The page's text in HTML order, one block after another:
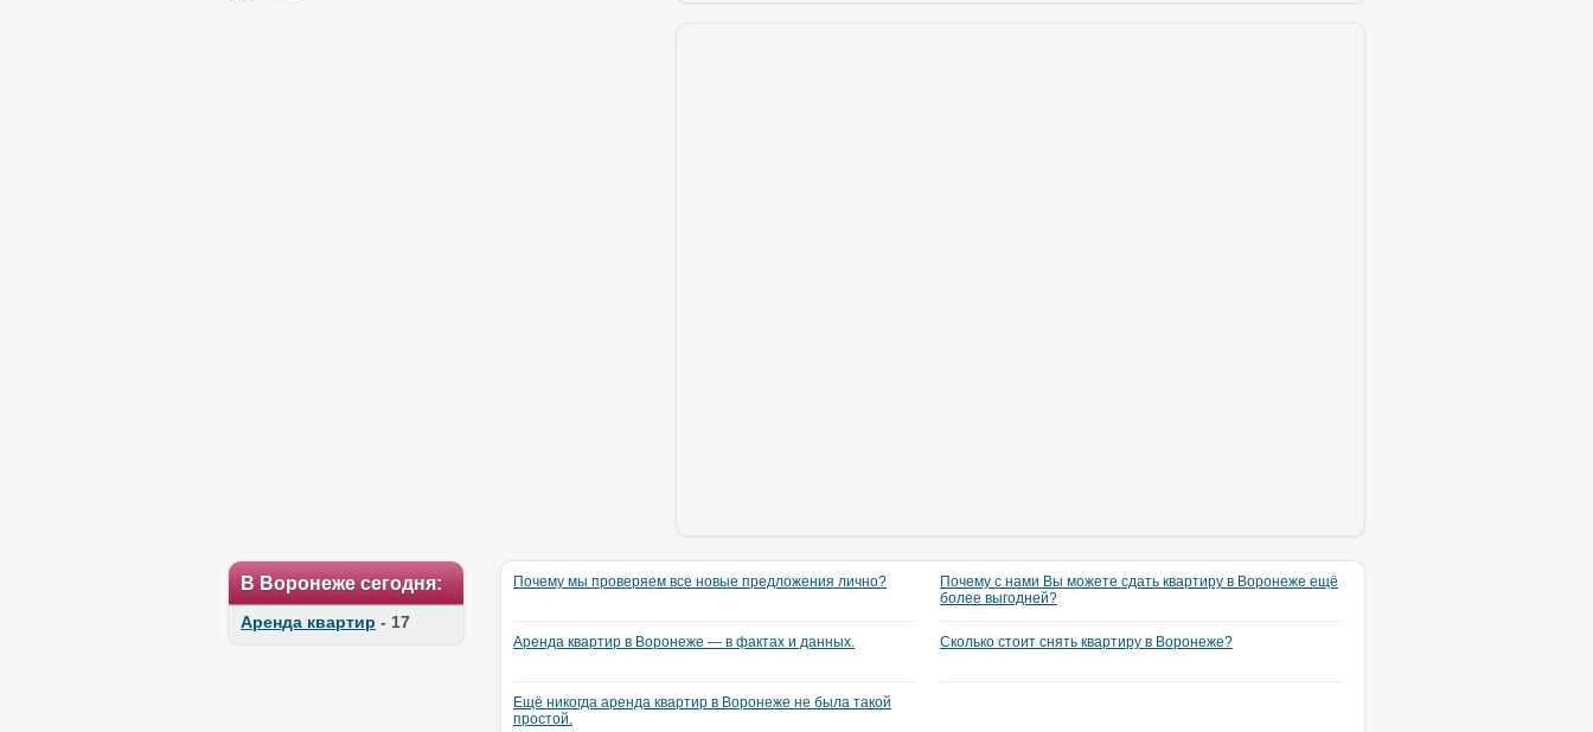
В Воронеже сегодня:
Аренда квартир - 17
Почему мы проверяем все новые предложения лично?
Аренда квартир в Воронеже — в фактах и данных.
Ещё никогда аренда квартир в Воронеже не была такой
простой.
Почему с нами Вы можете сдать квартиру в Воронеже ещё
более выгодней?
Сколько стоит снять квартиру в Воронеже?